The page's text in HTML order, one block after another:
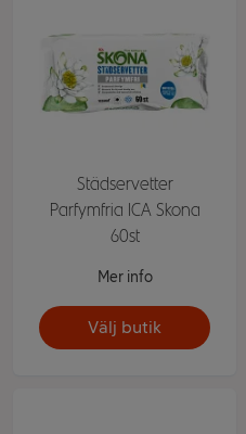
Städservetter
Parfymfria ICA Skona
60st
Mer info
Välj butik